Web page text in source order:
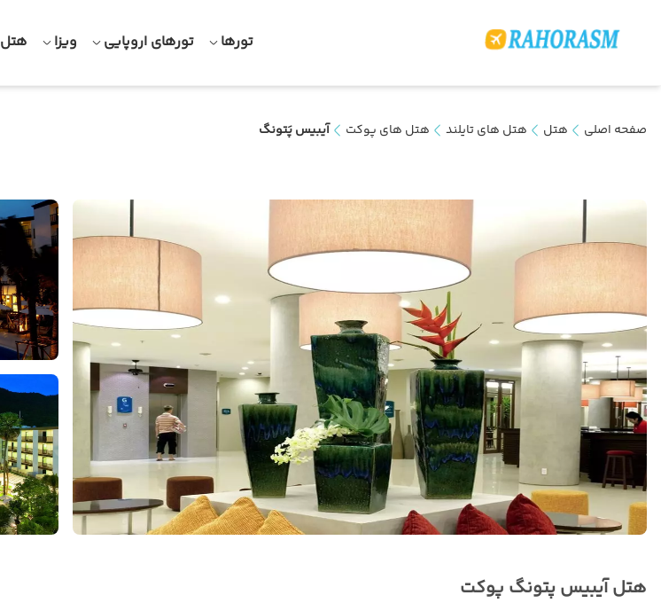
تورها تورهای اروپایی ویزا هتل
صفحه اصلی هتل هتل های تایلند هتل های پوکت آیبیس پَتونگ
هتل آیبیس پتونگ پوکت